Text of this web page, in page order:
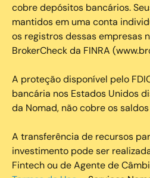
cobre depósitos bancários.
mantidos em uma conta
os registros dessas empresas
BrokerCheck da FINRA
A proteção disponível pelo
bancária nos Estados Unidos
da Nomad, não cobre os
A transferência de recursos
investimento pode ser
Fintech ou de Agente de